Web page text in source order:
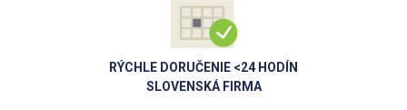
RÝCHLE DORUČENIE <24 HODÍN
SLOVENSKÁ FIRMA